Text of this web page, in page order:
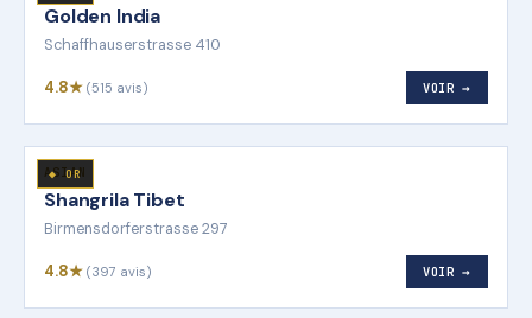
Golden India
Schaffhauserstrasse 410
4.8★ (515 avis) VOIR →
◆ OR
ASIAN
Shangrila Tibet
Birmensdorferstrasse 297
4.8★ (397 avis) VOIR →